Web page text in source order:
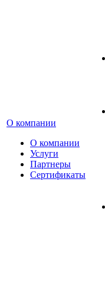
О компании
О компании
Услуги
Партнеры
Сертификаты